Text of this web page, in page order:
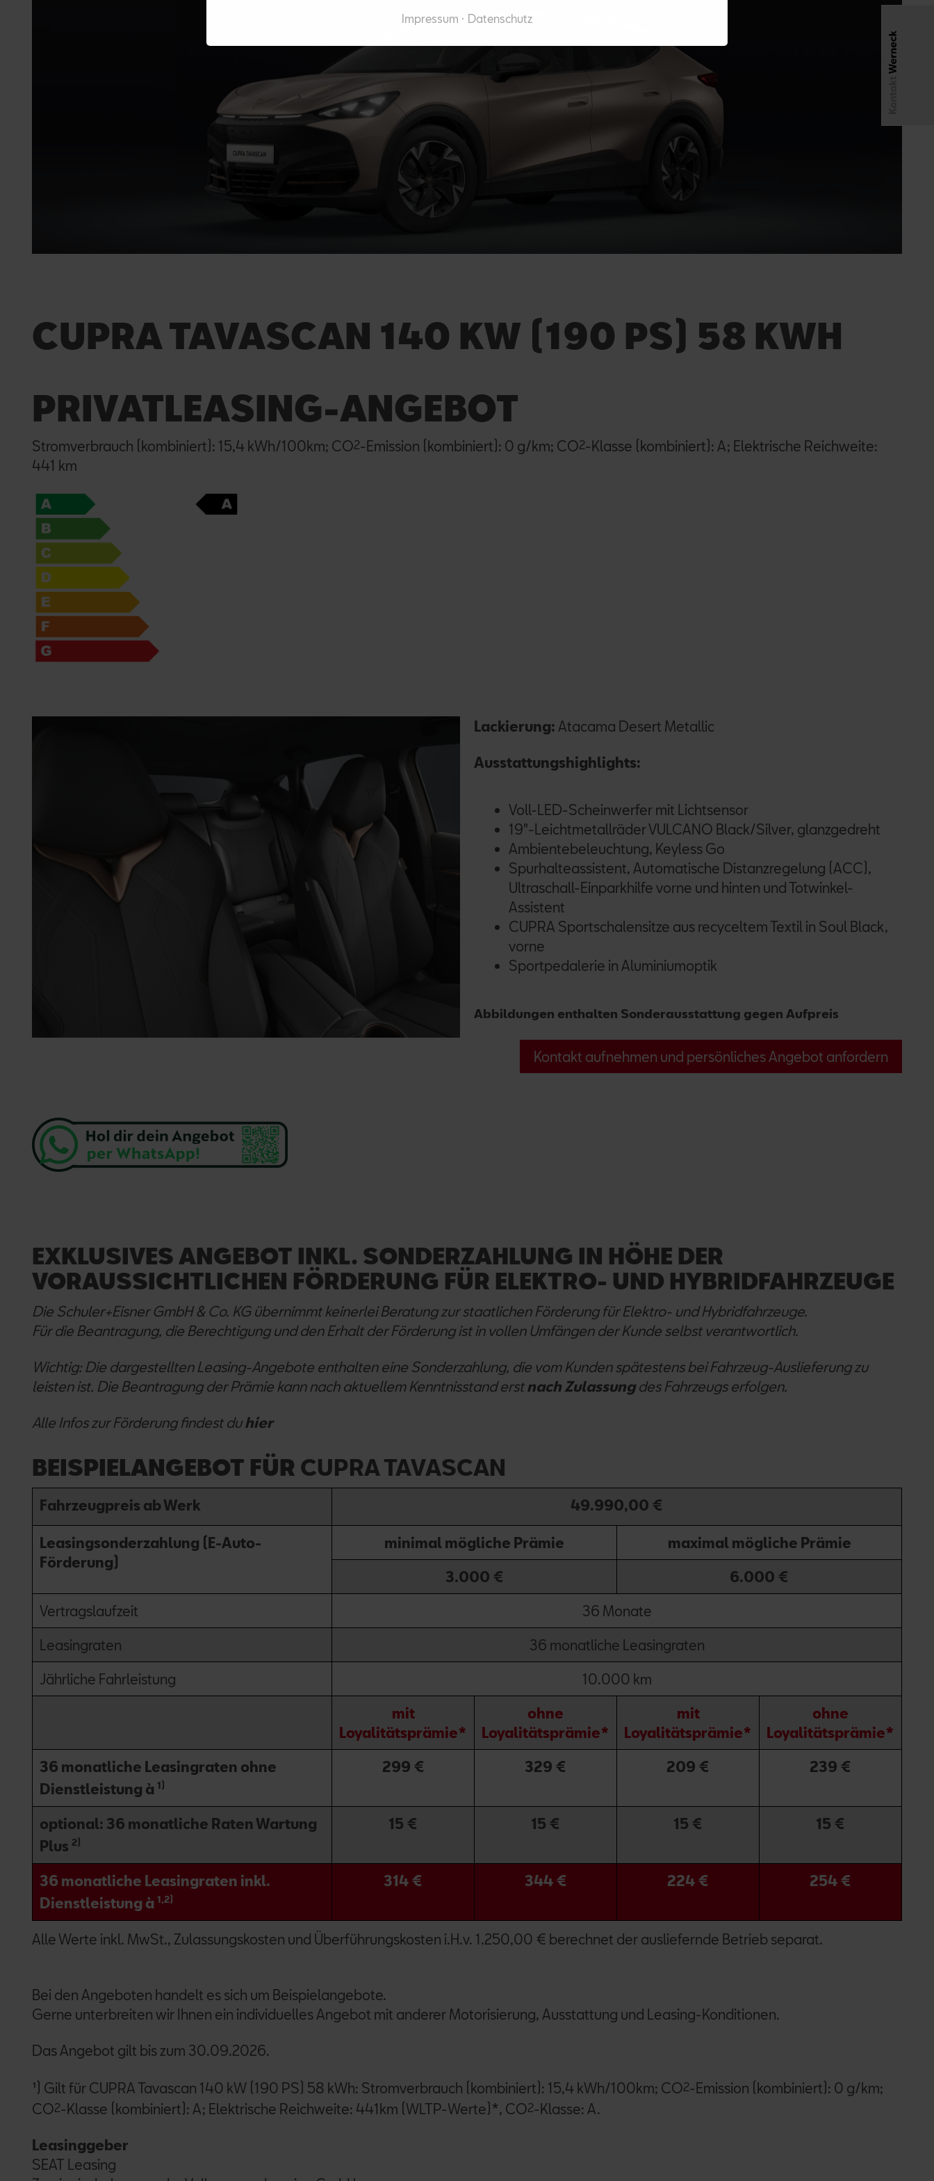
CUPRA TAVASCAN 140 KW (190 PS) 58 KWH
PRIVATLEASING-ANGEBOT
Stromverbrauch (kombiniert): 15,4 kWh/100km; CO2-Emission (kombiniert): 0 g/km; CO2-Klasse (kombiniert): A; Elektrische Reichweite:
441 km
Lackierung: Atacama Desert Metallic
Ausstattungshighlights:
Voll-LED-Scheinwerfer mit Lichtsensor
19"-Leichtmetallräder VULCANO Black/Silver, glanzgedreht
Ambientebeleuchtung, Keyless Go
Spurhalteassistent, Automatische Distanzregelung (ACC),
Ultraschall-Einparkhilfe vorne und hinten und Totwinkel-
Assistent
CUPRA Sportschalensitze aus recyceltem Textil in Soul Black,
vorne
Sportpedalerie in Aluminiumoptik
Abbildungen enthalten Sonderausstattung gegen Aufpreis
Kontakt aufnehmen und persönliches Angebot anfordern
EXKLUSIVES ANGEBOT INKL. SONDERZAHLUNG IN HÖHE DER
VORAUSSICHTLICHEN FÖRDERUNG FÜR ELEKTRO- UND HYBRIDFAHRZEUGE
Die Schuler+Eisner GmbH & Co. KG übernimmt keinerlei Beratung zur staatlichen Förderung für Elektro- und Hybridfahrzeuge.
Für die Beantragung, die Berechtigung und den Erhalt der Förderung ist in vollen Umfängen der Kunde selbst verantwortlich.
Wichtig: Die dargestellten Leasing-Angebote enthalten eine Sonderzahlung, die vom Kunden spätestens bei Fahrzeug-Auslieferung zu
leisten ist. Die Beantragung der Prämie kann nach aktuellem Kenntnisstand erst nach Zulassungdes Fahrzeugs erfolgen.
Alle Infos zur Förderung findest du hier
BEISPIELANGEBOT FÜR CUPRA TAVASCAN
Fahrzeugpreis ab Werk 49.990,00 €
Leasingsonderzahlung (E-Auto-
Förderung)
minimal mögliche Prämie maximal mögliche Prämie
3.000 € 6.000 €
Vertragslaufzeit 36 Monate
Leasingraten 36 monatliche Leasingraten
Jährliche Fahrleistung 10.000 km
mit
Loyalitätsprämie*
ohne
Loyalitätsprämie*
mit
Loyalitätsprämie*
ohne
Loyalitätsprämie*
36 monatliche Leasingraten ohne
Dienstleistung à 1)
299 € 329 € 209 € 239 €
optional: 36 monatliche Raten Wartung
Plus 2)
15 € 15 € 15 € 15 €
36 monatliche Leasingraten inkl.
Dienstleistung à 1,2)
314 € 344 € 224 € 254 €
Alle Werte inkl. MwSt., Zulassungskosten und Überführungskosten i.H.v. 1.250,00 € berechnet der ausliefernde Betrieb separat.
Bei den Angeboten handelt es sich um Beispielangebote.
Gerne unterbreiten wir Ihnen ein individuelles Angebot mit anderer Motorisierung, Ausstattung und Leasing-Konditionen.
Das Angebot gilt bis zum 30.09.2026.
¹) Gilt für CUPRA Tavascan 140 kW (190 PS) 58 kWh: Stromverbrauch (kombiniert): 15,4 kWh/100km; CO2-Emission (kombiniert): 0 g/km;
CO2-Klasse (kombiniert): A; Elektrische Reichweite: 441km (WLTP-Werte)*, CO2-Klasse: A.
Leasinggeber
SEAT Leasing
Impressum Datenschutz